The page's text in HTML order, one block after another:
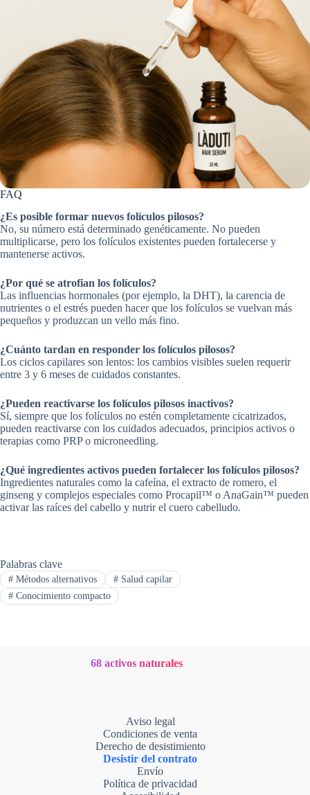
FAQ
¿Es posible formar nuevos folículos pilosos?
No, su número está determinado genéticamente. No pueden
multiplicarse, pero los folículos existentes pueden fortalecerse y
mantenerse activos.
¿Por qué se atrofian los folículos?
Las influencias hormonales (por ejemplo, la DHT), la carencia de
nutrientes o el estrés pueden hacer que los folículos se vuelvan más
pequeños y produzcan un vello más fino.
¿Cuánto tardan en responder los folículos pilosos?
Los ciclos capilares son lentos: los cambios visibles suelen requerir
entre 3 y 6 meses de cuidados constantes.
¿Pueden reactivarse los folículos pilosos inactivos?
Sí, siempre que los folículos no estén completamente cicatrizados,
pueden reactivarse con los cuidados adecuados, principios activos o
terapias como PRP o microneedling.
¿Qué ingredientes activos pueden fortalecer los folículos pilosos?
Ingredientes naturales como la cafeína, el extracto de romero, el
ginseng y complejos especiales como Procapil™ o AnaGain™ pueden
activar las raíces del cabello y nutrir el cuero cabelludo.
Palabras clave
#Métodos alternativos #Salud capilar
#Conocimiento compacto
68 activos naturales
Aviso legal
Condiciones de venta
Derecho de desistimiento
Desistir del contrato
Envío
Política de privacidad